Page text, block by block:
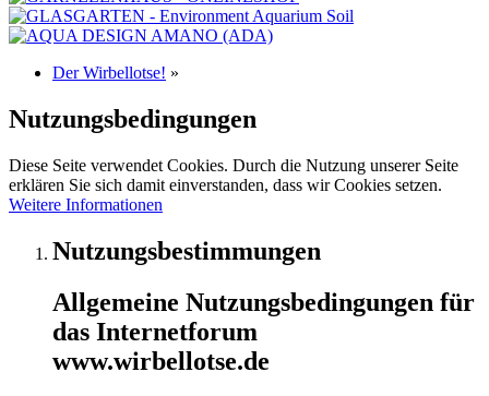
Der Wirbellotse! »
Nutzungsbedingungen
Diese Seite verwendet Cookies. Durch die Nutzung unserer Seite
erklären Sie sich damit einverstanden, dass wir Cookies setzen.
Weitere Informationen
Nutzungsbestimmungen
Allgemeine Nutzungsbedingungen für
das Internetforum
www.wirbellotse.de